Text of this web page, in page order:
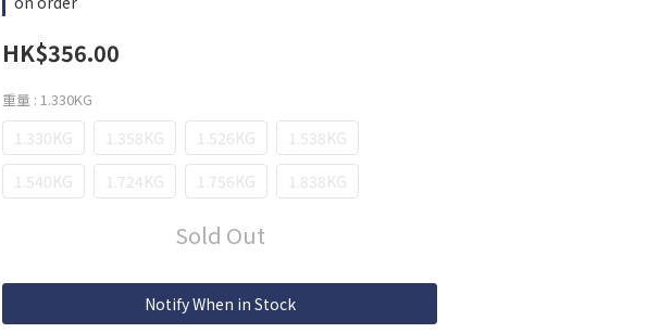
HK$356.00
重量 : 1.330KG
1.330KG 1.358KG 1.526KG
1.538KG
1.540KG
1.724KG 1.756KG 1.838KG
Sold Out
Notify When in Stock